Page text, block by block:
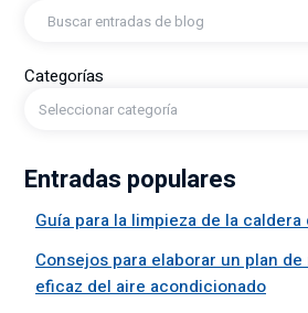
Categorías
Seleccionar categoría
Entradas populares
Guía para la limpieza de la
Consejos para elaborar un plan
eficaz del aire acondicionado